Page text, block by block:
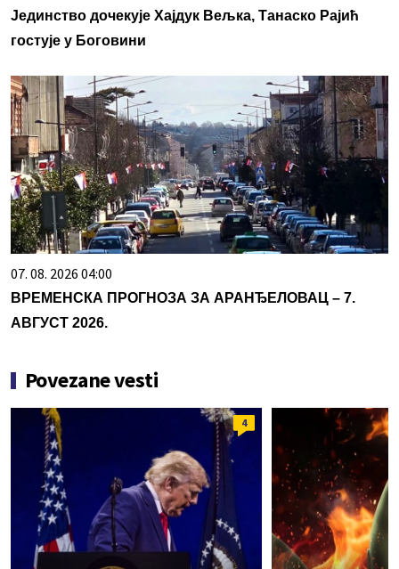
Јединство дочекује Хајдук Вељка, Танаско Рајић
гостује у Боговини
07. 08. 2026 04:00
ВРЕМЕНСКА ПРОГНОЗА ЗА АРАНЂЕЛОВАЦ – 7.
АВГУСТ 2026.
Povezane vesti
4